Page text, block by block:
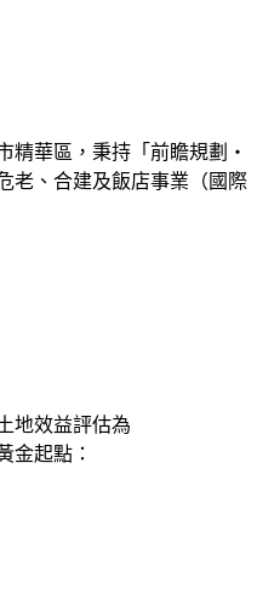
精華區，秉持「前瞻規劃・
老、合建及飯店事業（國際
地效益評估為
金起點：